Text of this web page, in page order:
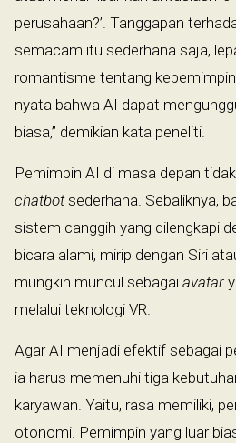
perusahaan?’. Tanggapan
semacam itu sederhana saja,
romantisme tentang
nyata bahwa AI dapat
biasa,” demikian kata peneliti.
Pemimpin AI di masa depan
chatbotsederhana. Sebaliknya,
sistem canggih yang dilengkapi
bicara alami, mirip dengan Siri
mungkin muncul sebagai avatar
melalui teknologi VR.
Agar AI menjadi efektif sebagai
ia harus memenuhi tiga
karyawan. Yaitu, rasa memiliki,
otonomi. Pemimpin yang luar